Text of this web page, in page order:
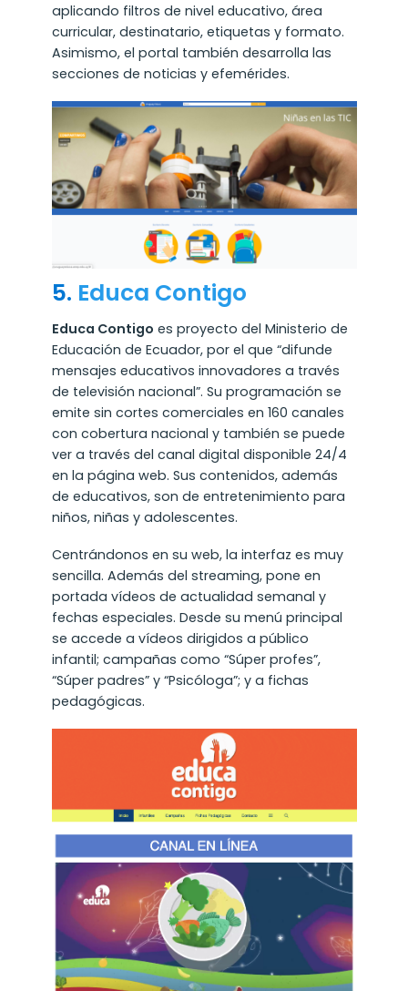
aplicando filtros de nivel educativo, área
curricular, destinatario, etiquetas y formato.
Asimismo, el portal también desarrolla las
secciones de noticias y efemérides.
5. Educa Contigo
Educa Contigo es proyecto del Ministerio de
Educación de Ecuador, por el que “difunde
mensajes educativos innovadores a través
de televisión nacional”. Su programación se
emite sin cortes comerciales en 160 canales
con cobertura nacional y también se puede
ver a través del canal digital disponible 24/4
en la página web. Sus contenidos, además
de educativos, son de entretenimiento para
niños, niñas y adolescentes.
Centrándonos en su web, la interfaz es muy
sencilla. Además del streaming, pone en
portada vídeos de actualidad semanal y
fechas especiales. Desde su menú principal
se accede a vídeos dirigidos a público
infantil; campañas como “Súper profes”,
“Súper padres” y “Psicóloga”; y a fichas
pedagógicas.